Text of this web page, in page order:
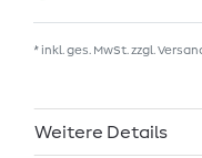
* inkl. ges. MwSt. zzgl.
Weitere Details